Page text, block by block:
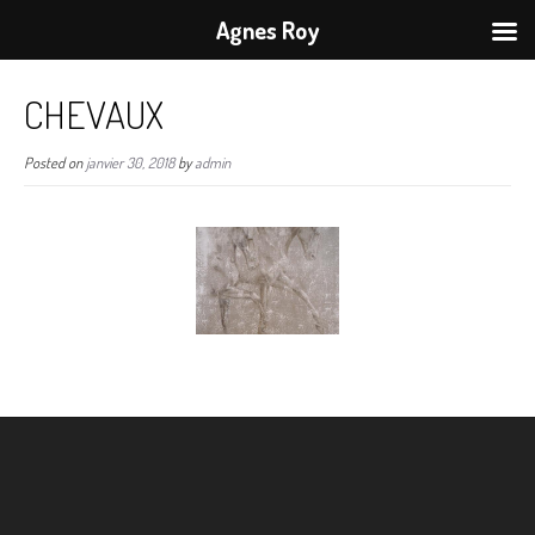
CHEVAUX
Posted onjanvier 30, 2018byadmin
Agnes Roy